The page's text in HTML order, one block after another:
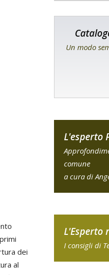
dei
al
Un modo
L'esperto
comune
a cura di
L'Esperto
I consigli di